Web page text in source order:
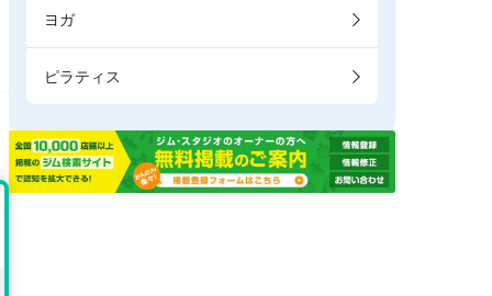
ヨガ
ピラティス